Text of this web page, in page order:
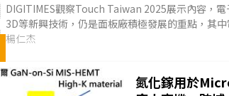
DIGITIMES觀察Touch Taiwan 2025展示內容，
3D等新興技術，仍是面板廠積極發展的重點，其
寸提升、適用溫度範圍...
楊仁杰
氮化鎵用於